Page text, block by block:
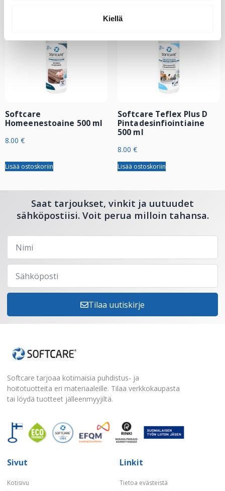
Kiellä
Softcare
Homeenestoaine 500 ml
8.00 €
Lisää ostoskoriin
Softcare Teflex Plus D
Pintadesinfiointiaine
500 ml
8.00 €
Lisää ostoskoriin
Saat tarjoukset, vinkit ja uutuudet
sähköpostiisi. Voit perua milloin tahansa.
Tilaa uutiskirje
Softcare tarjoaa kotimaisia puhdistus- ja
hoitotuotteita eri materiaaleille. Tilaa verkkokaupasta
tai löydä tuotteet jälleenmyyjiltä.
Sivut
Kotisivu
Linkit
Tietoa evästeistä